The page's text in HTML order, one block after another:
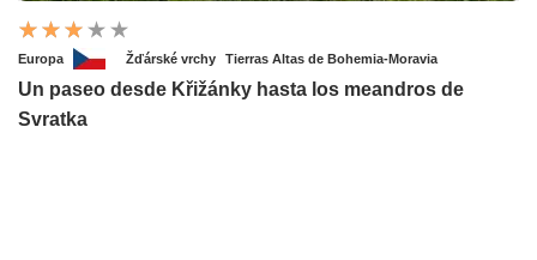
Europa Žďárské vrchy Tierras Altas de Bohemia-Moravia
Un paseo desde Křižánky hasta los meandros de
Svratka